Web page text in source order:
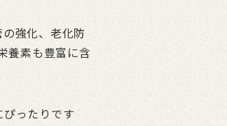
強化、老化防
養素も豊富に含
ったりです